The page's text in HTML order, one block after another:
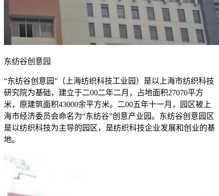
东纺谷创意园
“东纺谷创意园”（上海纺织科技工业园）是以上海市纺织科技
研究院为基础，建立于二00二年二月，占地面积27070平方
米，原建筑面积43000余平方米。二00五年十一月，园区被上
海市经济委员会命名为“东纺谷”创意产业园。东纺谷创意园区
是以纺织科技为主导的园区，是纺织科技企业发展和创业的基
地。